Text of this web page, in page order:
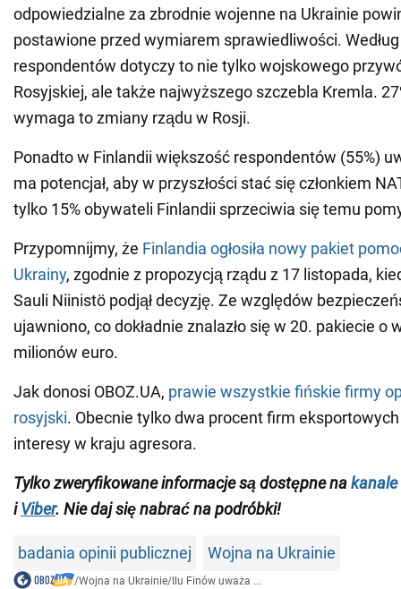
odpowiedzialne za zbrodnie wojenne na Ukrainie
postawione przed wymiarem sprawiedliwości. Według
respondentów dotyczy to nie tylko wojskowego
Rosyjskiej, ale także najwyższego szczebla Kremla.
wymaga to zmiany rządu w Rosji.
Ponadto w Finlandii większość respondentów (55%)
ma potencjał, aby w przyszłości stać się członkiem
tylko 15% obywateli Finlandii sprzeciwia się temu
Przypomnijmy, że Finlandia ogłosiła nowy pakiet
Ukrainy, zgodnie z propozycją rządu z 17 listopada,
Sauli Niinistö podjął decyzję. Ze względów
ujawniono, co dokładnie znalazło się w 20. pakiecie o
milionów euro.
Jak donosi OBOZ.UA, prawie wszystkie fińskie firmy
rosyjski. Obecnie tylko dwa procent firm
interesy w kraju agresora.
Tylko zweryfikowane informacje są dostępne nakanale
iViber. Nie daj się nabrać na podróbki!
badania opinii publicznej Wojna na Ukrainie
/Wojna na Ukrainie/Ilu Finów uważa ...